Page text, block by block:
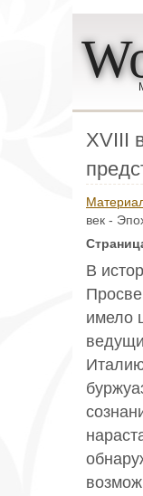
ХVIII
век -
В
имело